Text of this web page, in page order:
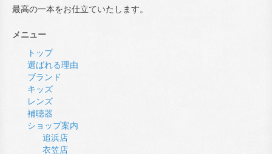
最高の一本をお仕立ていたします。
メニュー
トップ
選ばれる理由
ブランド
キッズ
レンズ
補聴器
ショップ案内
追浜店
衣笠店